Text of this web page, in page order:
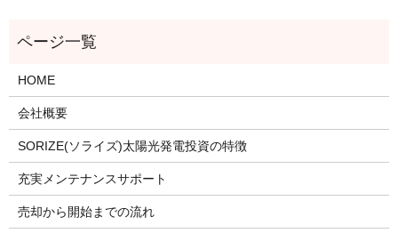
HOME
会社概要
SORIZE(ソライズ)太陽光発電投資の特徴
充実メンテナンスサポート
売却から開始までの流れ